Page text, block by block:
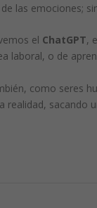
las emociones;
el ChatGPT,
laboral, o de
como seres
realidad, sacando